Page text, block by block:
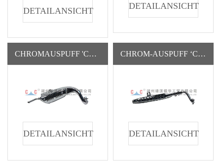
DETAILANSICHT
DETAILANSICHT
CHROMAUSPUFF 'CC1062' (ZH-SR)
DETAILANSICHT
CHROM-AUSPUFF ‘CC1063’ (ZH-CJL)
DETAILANSICHT